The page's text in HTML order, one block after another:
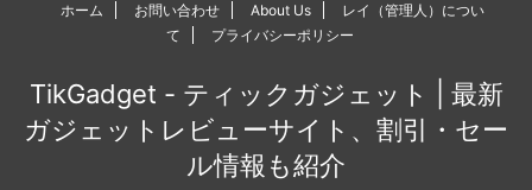
ホーム お問い合わせ About Us
レイ（管理人）につい
て
プライバシーポリシー
TikGadget - ティックガジェット | 最新
ガジェットレビューサイト、割引・セー
ル情報も紹介